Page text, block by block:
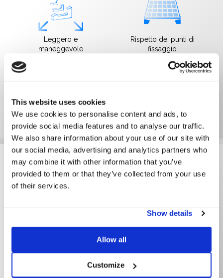
This website uses cookies
We use cookies to personalise content and ads, to
provide social media features and to analyse our traffic.
We also share information about your use of our site with
our social media, advertising and analytics partners who
may combine it with other information that you’ve
provided to them or that they’ve collected from your use
of their services.
Show details
Allow all
Customize
Leggero e
maneggevole
Rispetto dei punti di
fissaggio
Alta tenuta al vento
Zavorre 10° EasyWest
ZAVORRE 10° EASYWEST